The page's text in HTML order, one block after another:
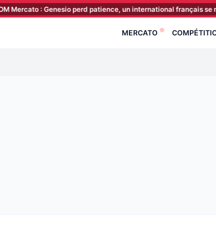
: Genesio perd patience, un international français se
MERCATO